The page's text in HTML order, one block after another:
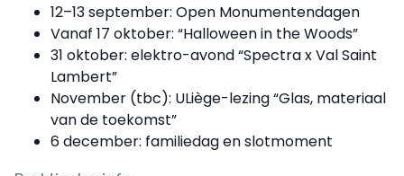
12–13 september: Open Monumentendagen
Vanaf 17 oktober: “Halloween in the Woods”
31 oktober: elektro-avond “Spectra x Val Saint
Lambert”
November (tbc): ULiège-lezing “Glas, materiaal
van de toekomst”
6 december: familiedag en slotmoment